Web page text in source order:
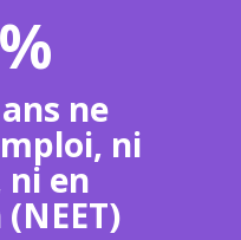
%
ne
ni
ni en